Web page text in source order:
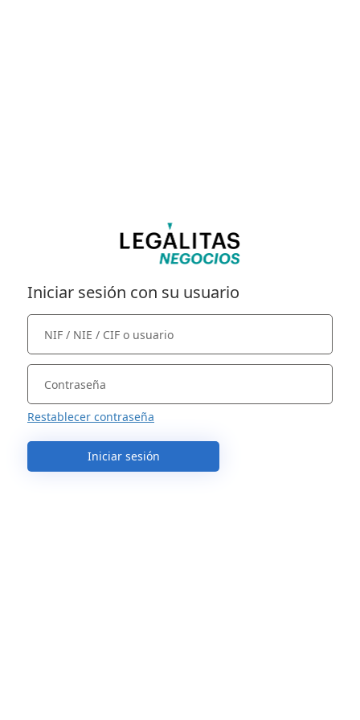
Iniciar sesión con su usuario
Restablecer contraseña
Iniciar sesión